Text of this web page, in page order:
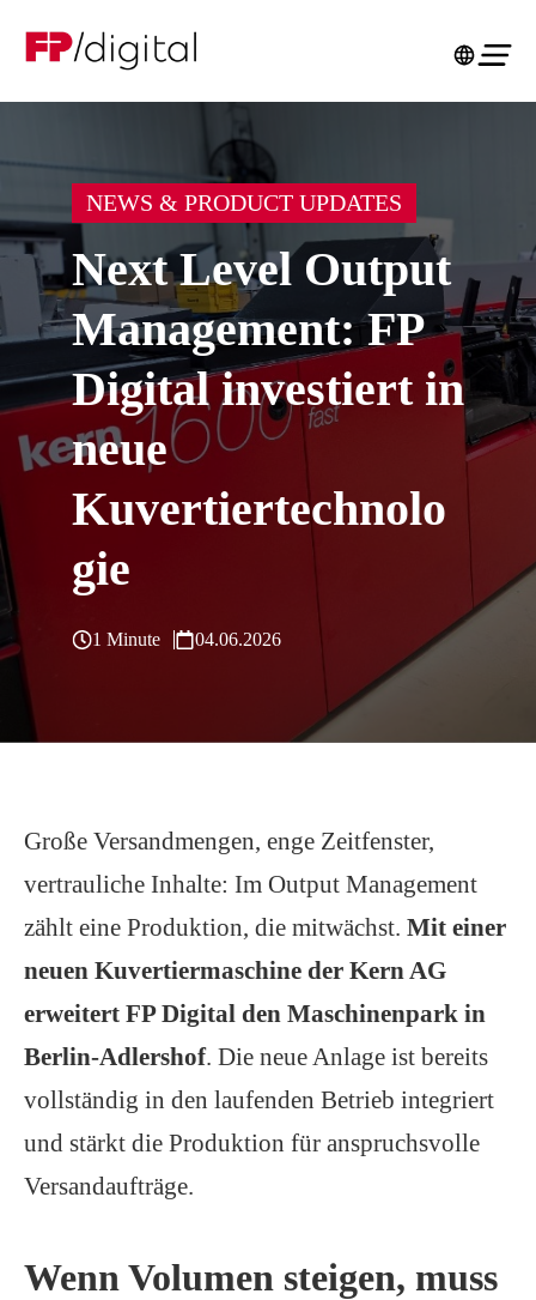
NEWS & PRODUCT UPDATES
Next Level Output
Management: FP
Digital investiert in
neue
Kuvertiertechnolo
gie
1 Minute 04.06.2026
Große Versandmengen, enge Zeitfenster,
vertrauliche Inhalte: Im Output Management
zählt eine Produktion, die mitwächst. Mit einer
neuen Kuvertiermaschine der Kern AG
erweitert FP Digital den Maschinenpark in
Berlin-Adlershof. Die neue Anlage ist bereits
vollständig in den laufenden Betrieb integriert
und stärkt die Produktion für anspruchsvolle
Versandaufträge.
Wenn Volumen steigen, muss